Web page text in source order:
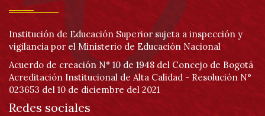
Institución de Educación Superior sujeta a inspección y
vigilancia por el Ministerio de Educación Nacional
Acuerdo de creación N° 10 de 1948 del Concejo de Bogotá
Acreditación Institucional de Alta Calidad - Resolución N°
023653 del 10 de diciembre del 2021
Redes sociales